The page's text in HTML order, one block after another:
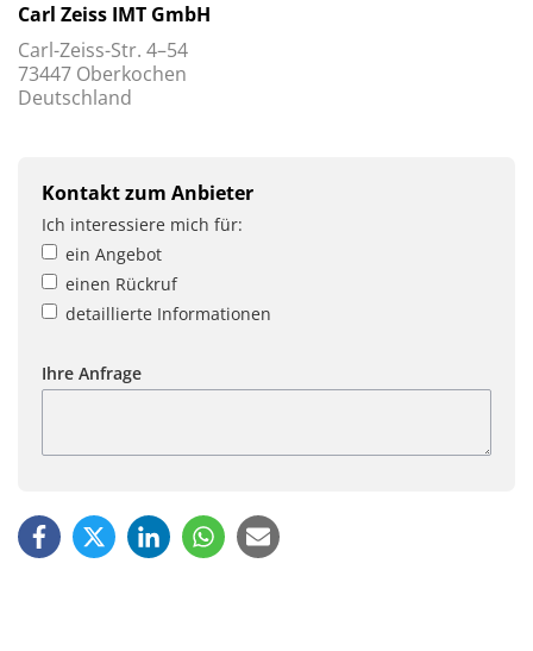
Carl Zeiss IMT GmbH
Carl-Zeiss-Str. 4–54
73447 Oberkochen
Deutschland
Kontakt zum Anbieter
Ich interessiere mich für:
ein Angebot
einen Rückruf
detaillierte Informationen
Ihre Anfrage